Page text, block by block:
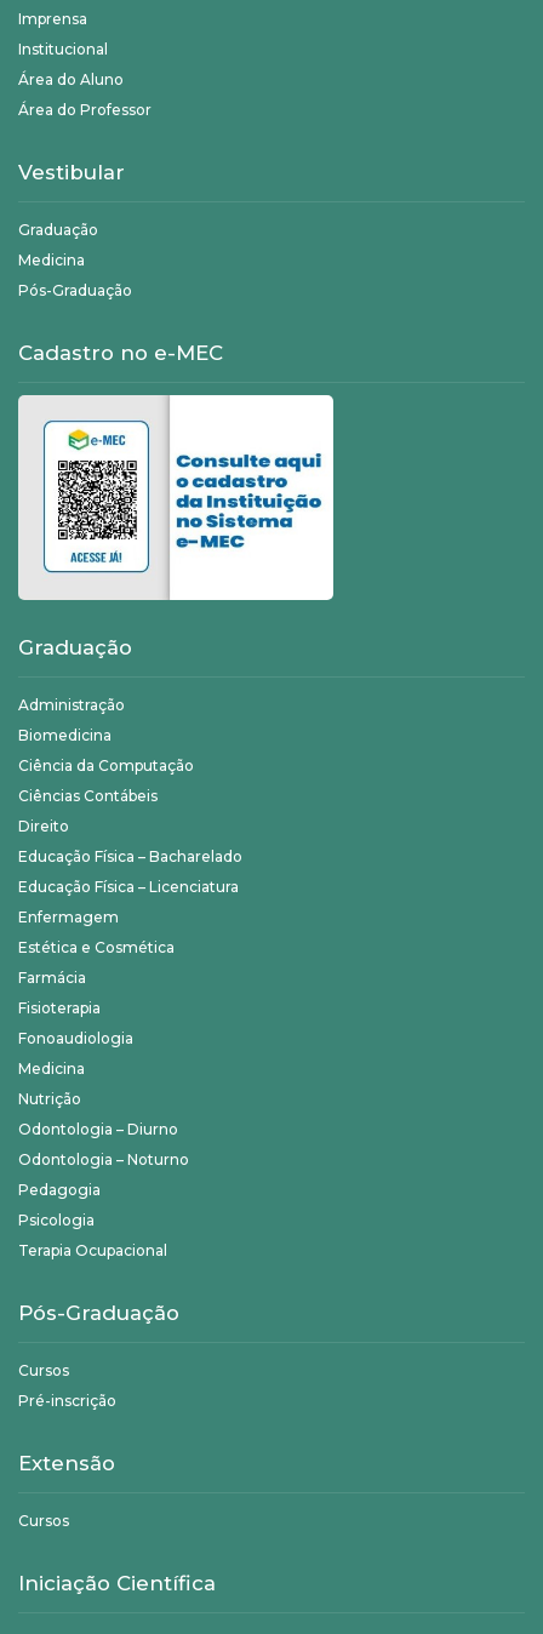
Imprensa
Institucional
Área do Aluno
Área do Professor
Vestibular
Graduação
Medicina
Pós-Graduação
Cadastro no e-MEC
Graduação
Administração
Biomedicina
Ciência da Computação
Ciências Contábeis
Direito
Educação Física – Bacharelado
Educação Física – Licenciatura
Enfermagem
Estética e Cosmética
Farmácia
Fisioterapia
Fonoaudiologia
Medicina
Nutrição
Odontologia – Diurno
Odontologia – Noturno
Pedagogia
Psicologia
Terapia Ocupacional
Pós-Graduação
Cursos
Pré-inscrição
Extensão
Cursos
Iniciação Científica